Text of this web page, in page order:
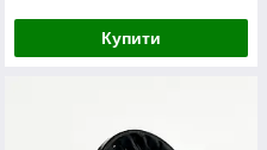
Купити